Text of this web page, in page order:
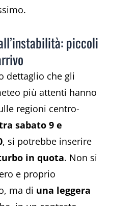
piccoli
dettaglio che gli
più attenti hanno
regioni centro-
sabato 9 e
, si potrebbe inserire
in quota. Non si
e proprio
ma di una leggera